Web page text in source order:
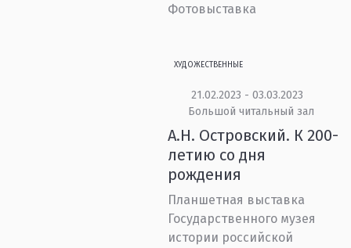
Фотовыставка
ХУДОЖЕСТВЕННЫЕ
21.02.2023 - 03.03.2023
Большой читальный зал
А.Н. Островский. К 200-
летию со дня
рождения
Планшетная выставка
Государственного музея
истории российской